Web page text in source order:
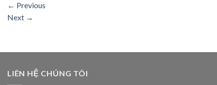
← Previous
Next →
LIÊN HỆ CHÚNG TÔI